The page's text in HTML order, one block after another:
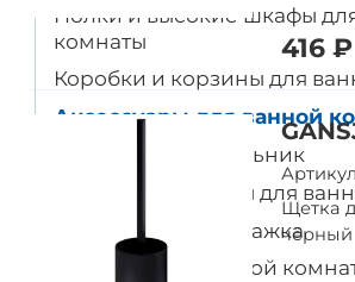
Уже выбрали
на европейском сайте
Тогда просто
их в корзину по
Перейти в корзину
Полки и высокие шкафы
комнаты
Коробки и корзины для
Аксессуары для ванной
Тумбы под умывальник
Подвесные шкафы для
Стирка, сушка и глажка
Текстиль для ванной
416 ₽
Щетка
чёрный